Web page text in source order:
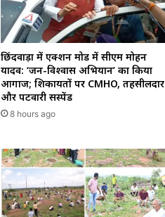
छिंदवाड़ा में एक्शन मोड में सीएम मोहन
यादव: ‘जन-विश्वास अभियान’ का किया
आगाज; शिकायतों पर CMHO, तहसीलदार
और पटवारी सस्पेंड
8 hours ago